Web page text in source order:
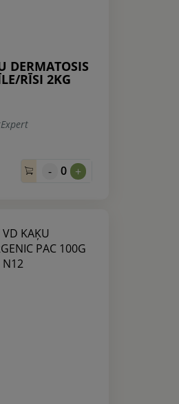
DERMATOSIS
RĪSI 2KG
- 0 +